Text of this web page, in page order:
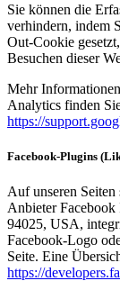
Sie können die
verhindern, indem
Out-Cookie
Besuchen dieser
Mehr
Analytics finden
https://
Facebook-Plugins
Auf unseren
Anbieter
94025, USA,
Facebook-Logo
Seite. Eine
https://